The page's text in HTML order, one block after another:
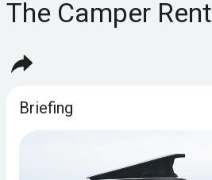
The Camper Rent
Briefing